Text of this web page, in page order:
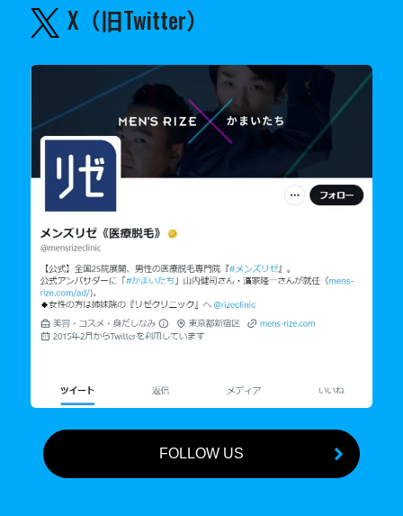
X（旧Twitter）
FOLLOW US